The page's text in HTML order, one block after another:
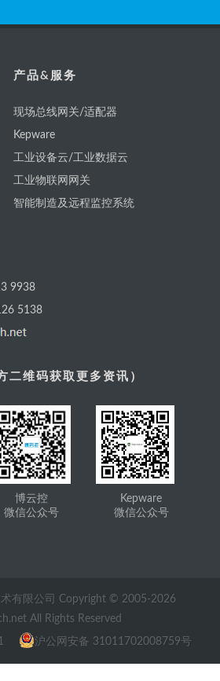
产品&服务
现场总线网关/适配器
Kepware
工业设备云/工业数据云
工业物联网网关
智能制造及远程监控系统
9938
5138
二维码获取更多资讯）
博云控
微信公众号
Kepware
微信公众号
术有限公司 Copyright © 2005-2026
All Rights Reserved
沪公网安备 31011702008759号